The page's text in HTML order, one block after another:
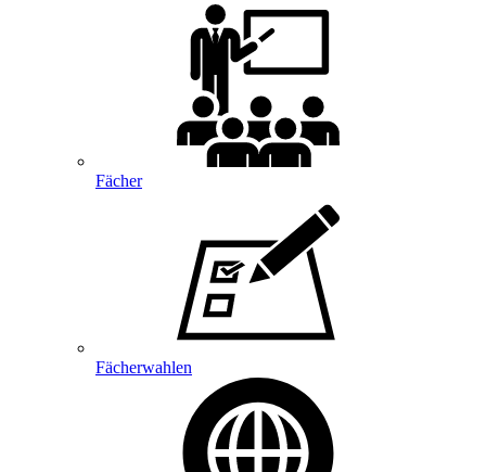
Fächer
Fächerwahlen